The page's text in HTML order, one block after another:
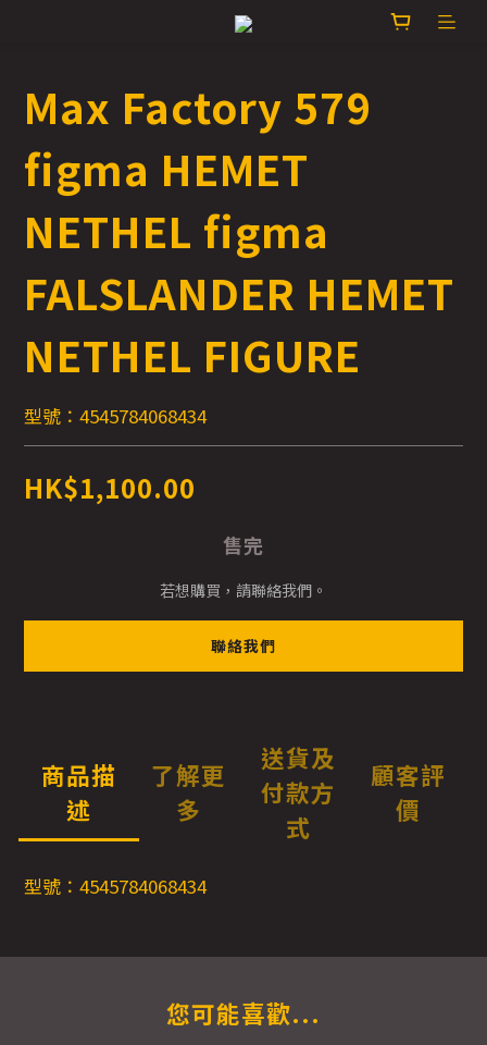
Max Factory 579
figma HEMET
NETHEL figma
FALSLANDER HEMET
NETHEL FIGURE
型號：4545784068434
HK$1,100.00
售完
若想購買，請聯絡我們。
聯絡我們
商品描
述
了解更
多
送貨及
付款方
式
顧客評
價
型號：4545784068434
您可能喜歡...